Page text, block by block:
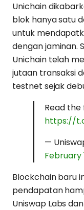
Unichain
blok hanya satu
untuk
dengan jaminan.
Unichain telah
jutaan transaksi
testnet sejak
Read
https://
—
February
Blockchain baru
pendapatan
Uniswap Labs